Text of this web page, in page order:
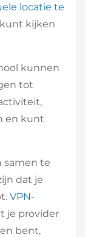
locatie te
kijken
kunnen
tot
en kunt
samen te
dat je
VPN-
je provider
bent,